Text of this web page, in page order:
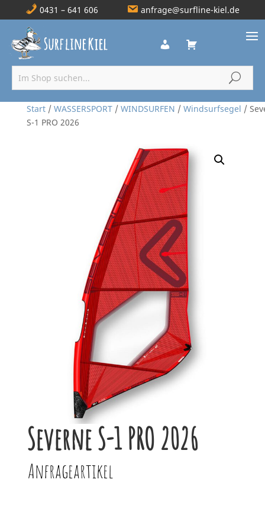
0431 – 641 606 anfrage@surfline-kiel.de
Start/ WASSERSPORT/ WINDSURFEN / Windsurfsegel /
S-1 PRO 2026
Severne S-1 PRO 2026
Anfrageartikel